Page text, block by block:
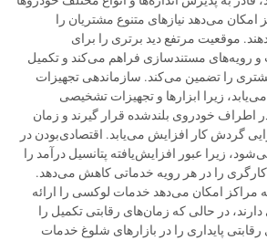
می‌دهد نیازهای متنوع مشتریان را
موقعیت مرتفع دید برتری را برای
و رویه‌های مستندسازی فراهم می‌کند و تکمیل
را تضمین می‌کند. سازماندهی تجهیزات
زیرا ابزارها و تجهیزات تشخیصی
اطراف خودروی بلندشده قرار گیرند و زمان
گردش کار افزایش می‌یابد. اقتصادی‌بودن در
زیرا عبور افزایش‌یافته پتانسیل درآمد را
کارگری را در هر رویه خدماتی کاهش می‌دهد.
به مراکز امکان می‌دهد خدمات لوکسی را ارائه
در حالی که زمان‌های رقابتی تکمیل را
پایداری را در بازارهای شلوغ خدمات